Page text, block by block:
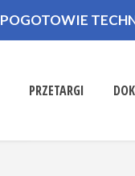
POGOTOWIE
PRZETARGI